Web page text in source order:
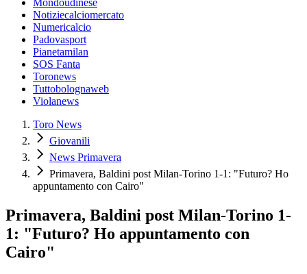
Mondoudinese
Notiziecalciomercato
Numericalcio
Padovasport
Pianetamilan
SOS Fanta
Toronews
Tuttobolognaweb
Violanews
Toro News
Giovanili
News Primavera
Primavera, Baldini post Milan-Torino 1-1: "Futuro? Ho
appuntamento con Cairo"
Primavera, Baldini post Milan-Torino 1-
1: "Futuro? Ho appuntamento con
Cairo"